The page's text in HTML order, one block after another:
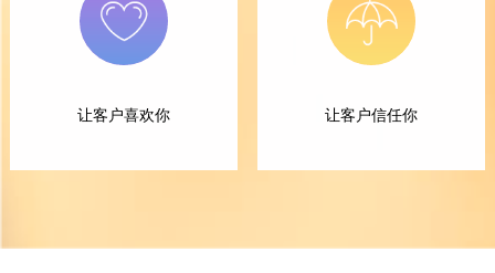
让客户喜欢你 让客户信任你